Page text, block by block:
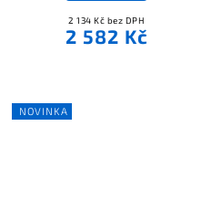
2 134 Kč bez DPH
2 582 Kč
NOVINKA